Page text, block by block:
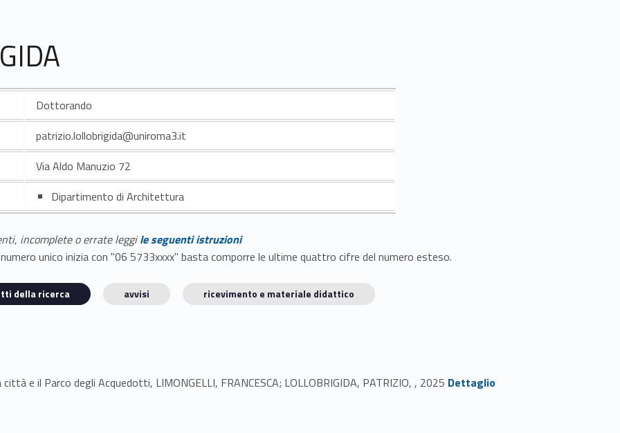
Dottorando
patrizio.lollobrigida@uniroma3.it
Via Aldo Manuzio 72
Dipartimento di Architettura
incomplete o errate leggile seguenti istruzioni
unico inizia con "06 5733xxxx" basta comporre le ultime quattro cifre del numero esteso.
della ricerca avvisi ricevimento e materiale didattico
e il Parco degli Acquedotti, LIMONGELLI, FRANCESCA; LOLLOBRIGIDA, PATRIZIO, , 2025 Link identifier #identifier_person_75123-1
Dettaglio